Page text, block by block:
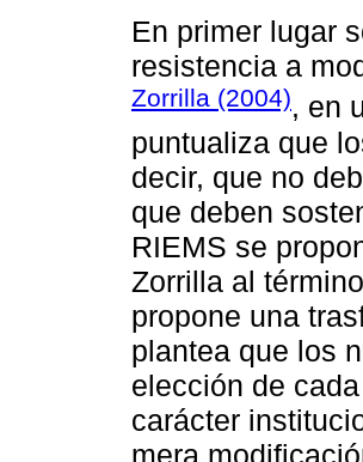
En primer lugar
resistencia a
Zorrilla (2004), en
puntualiza que
decir, que no
que deben
RIEMS se
Zorrilla al
propone una
plantea que los
elección de
carácter
mera